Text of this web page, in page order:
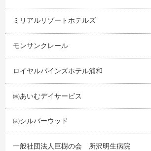
ミリアルリゾートホテルズ
モンサンクレール
ロイヤルパインズホテル浦和
㈱あいむデイサービス
㈱シルバーウッド
一般社団法人巨樹の会 所沢明生病院